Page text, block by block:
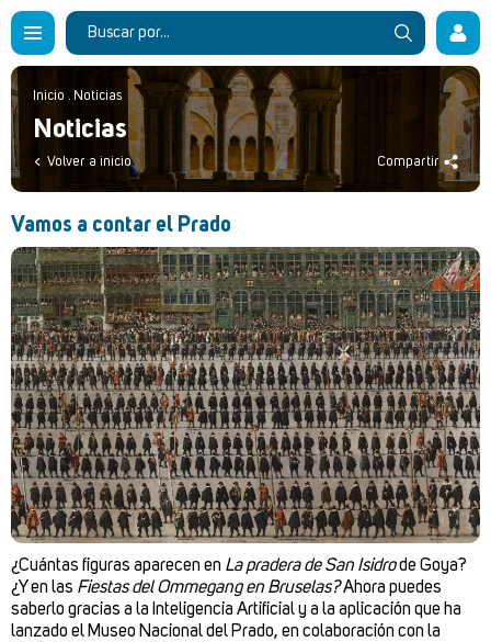
Inicio . Noticias
Noticias
Volver a inicio Compartir
Vamos a contar el Prado
¿Cuántas figuras aparecen en La pradera de San Isidrode Goya?
¿Y en las Fiestas del Ommegang en Bruselas?Ahora puedes
saberlo gracias a la Inteligencia Artificial y a la aplicación que ha
lanzado el Museo Nacional del Prado, en colaboración con la